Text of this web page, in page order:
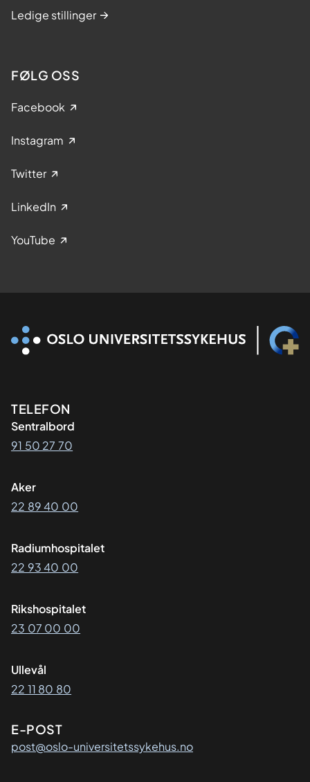
Ledige stillinger
FØLG OSS
Facebook
Instagram
Twitter
LinkedIn
YouTube
Kontaktinformasjon
TELEFON
Sentralbord
91 50 27 70
Aker
22 89 40 00
Radiumhospitalet
22 93 40 00
Rikshospitalet
23 07 00 00
Ullevål
22 11 80 80
E-POST
post@oslo-universitetssykehus.no